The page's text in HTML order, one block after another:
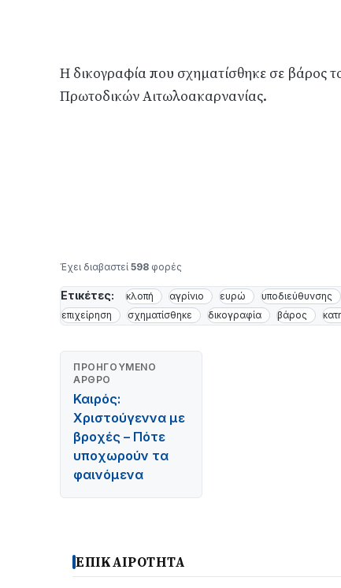
Η δικογραφία που σχηματίσθηκε σε βάρος
Πρωτοδικών Αιτωλοακαρνανίας.
Έχει διαβαστεί 598 φορές
Ετικέτες: κλοπή αγρίνιο ευρώ υποδιεύθυνσης
επιχείρηση
σχηματίσθηκε δικογραφία βάρος
ΠΡΟΗΓΟΎΜΕΝΟ
ΆΡΘΡΟ
Καιρός:
Χριστούγεννα με
βροχές – Πότε
υποχωρούν τα
φαινόμενα
ΕΠΙΚΑΙΡΟΤΗΤΑ